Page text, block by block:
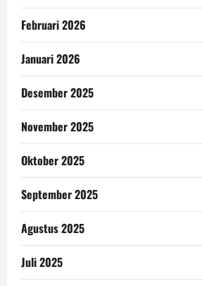
Februari 2026
Januari 2026
Desember 2025
November 2025
Oktober 2025
September 2025
Agustus 2025
Juli 2025